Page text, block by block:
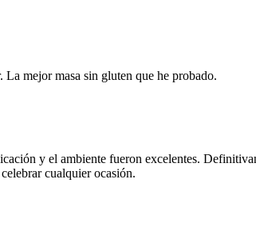
mejor masa sin gluten que he probado.
y el ambiente fueron excelentes.
cualquier ocasión.